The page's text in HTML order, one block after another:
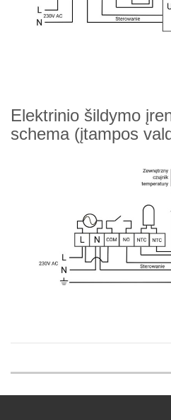
Elektrinio šildymo
schema (įtampos